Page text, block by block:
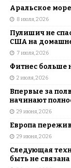
Аральское море
8 июля, 2026
Пулишич не
США на
7 июля, 2026
Фитнес больше
2 июля, 2026
Впервые за
начинают
29 июня, 2026
Европа
29 июня, 2026
Следующая
быть не